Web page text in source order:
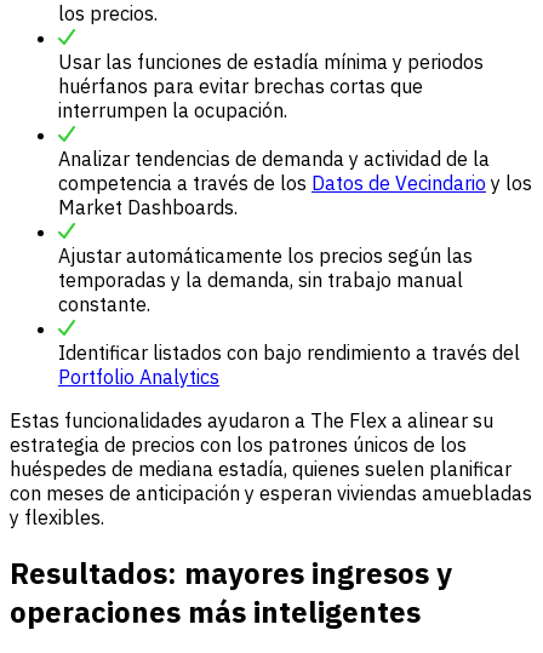
los precios.
Usar las funciones de estadía mínima y periodos
huérfanos para evitar brechas cortas que
interrumpen la ocupación.
Analizar tendencias de demanda y actividad de la
competencia a través de los Datos de Vecindario y los
Market Dashboards.
Ajustar automáticamente los precios según las
temporadas y la demanda, sin trabajo manual
constante.
Identificar listados con bajo rendimiento a través del
Portfolio Analytics
Estas funcionalidades ayudaron a The Flex a alinear su
estrategia de precios con los patrones únicos de los
huéspedes de mediana estadía, quienes suelen planificar
con meses de anticipación y esperan viviendas amuebladas
y flexibles.
Resultados: mayores ingresos y
operaciones más inteligentes